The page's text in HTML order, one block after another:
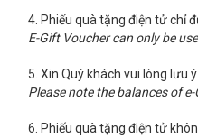
4. Phiếu quà tặng điện tử chỉ
E-Gift Voucher can only be
5. Xin Quý khách vui lòng lưu
Please note the balances of
6. Phiếu quà tặng điện tử